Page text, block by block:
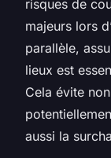
risques de
majeurs lors
parallèle,
lieux est
Cela évite
aussi la